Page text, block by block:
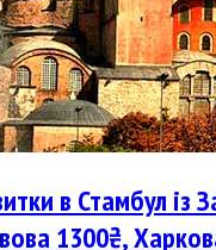
в Стамбул із
1300₴,